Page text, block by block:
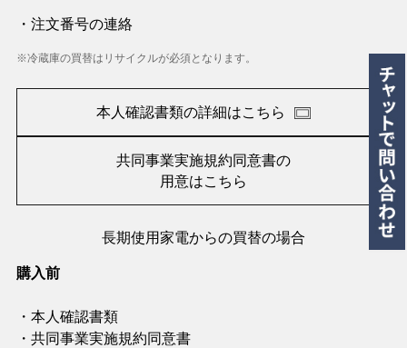
・注文番号の連絡
※冷蔵庫の買替はリサイクルが必須となります。
本人確認書類の詳細はこちら
共同事業実施規約同意書の
用意はこちら
長期使用家電からの買替の場合
購入前
・本人確認書類
・共同事業実施規約同意書